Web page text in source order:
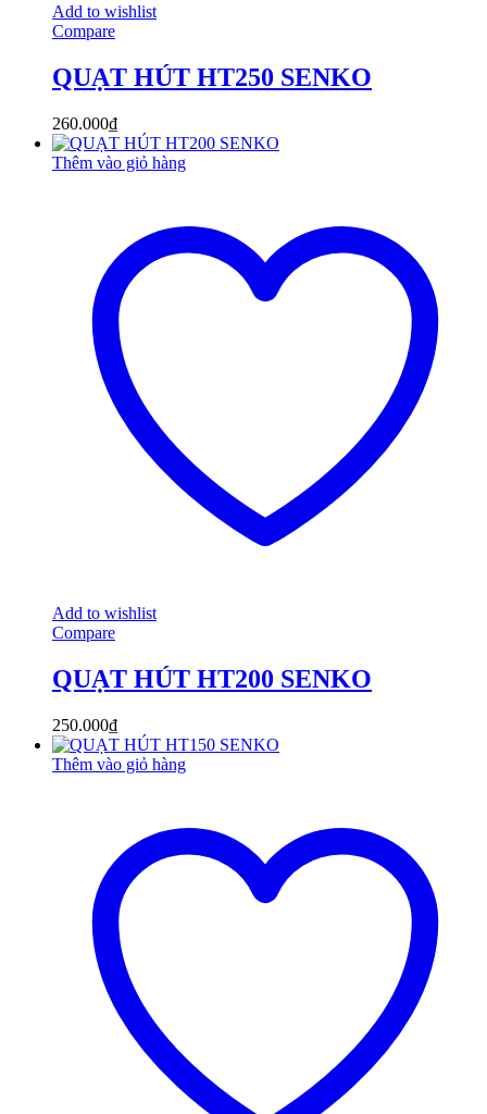
Add to wishlist
Compare
QUẠT HÚT HT250 SENKO
260.000₫
Thêm vào giỏ hàng
Add to wishlist
Compare
QUẠT HÚT HT200 SENKO
250.000₫
Thêm vào giỏ hàng